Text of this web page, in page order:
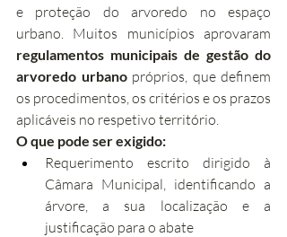
e proteção do arvoredo no espaço
regulamentos municipais de gestão do
arvoredo urbano próprios, que definem
os procedimentos, os critérios e os prazos
aplicáveis no respetivo território.
O que pode ser exigido:
Requerimento escrito dirigido à
Câmara Municipal, identificando a
árvore, a sua localização e a
justificação para o abate